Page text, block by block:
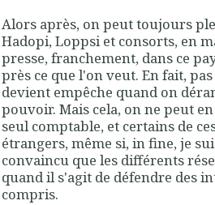
Alors après, on peut toujours
Hadopi, Loppsi et consorts, en
presse, franchement, dans ce
près ce que l'on veut. En fait,
devient empêche quand on
pouvoir. Mais cela, on ne peut
seul comptable, et certains de
étrangers, même si, in fine, je
convaincu que les différents
quand il s'agit de défendre des
compris.